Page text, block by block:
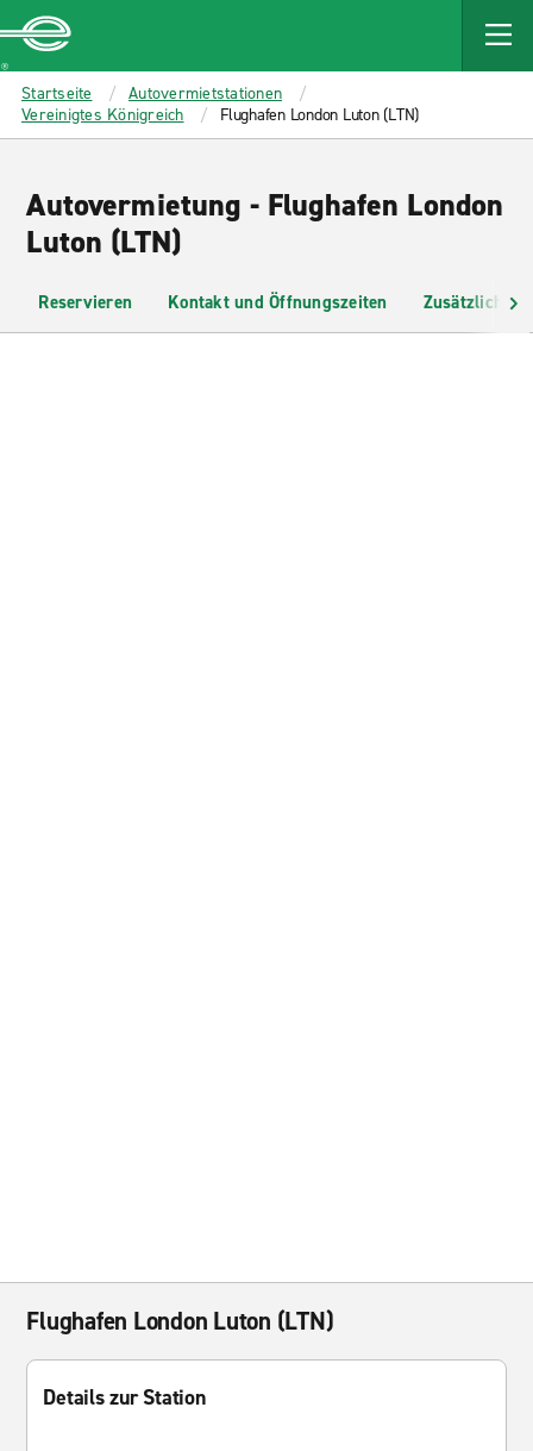
MAIN
CONTENT
Enterprise
Startseite
Autovermietstationen
Vereinigtes Königreich
Flughafen London Luton (LTN)
Autovermietung - Flughafen London
Luton (LTN)
Reservieren Kontakt und Öffnungszeiten Zusätzliche
Flughafen London Luton (LTN)
Details zur Station